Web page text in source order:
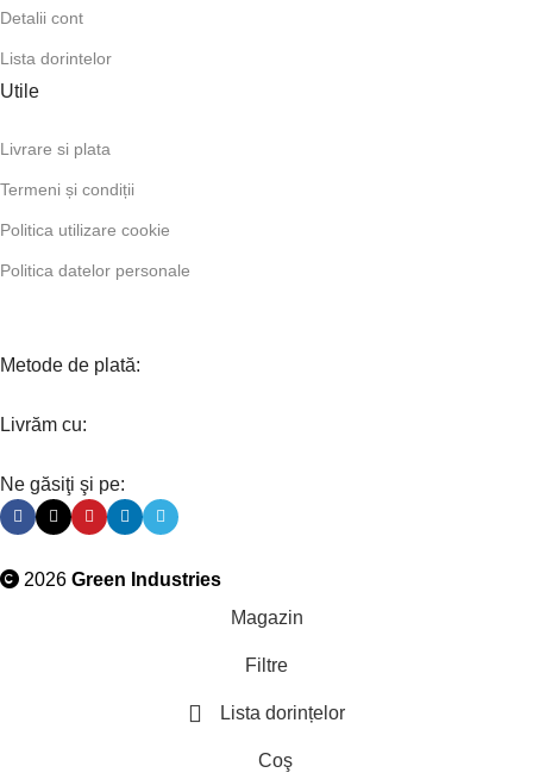
Detalii cont
Lista dorintelor
Utile
Livrare si plata
Termeni și condiții
Politica utilizare cookie
Politica datelor personale
Metode de plată:
Livrăm cu:
Ne găsiţi şi pe:
2026 Green Industries
Magazin
Filtre
Lista dorințelor
Coş